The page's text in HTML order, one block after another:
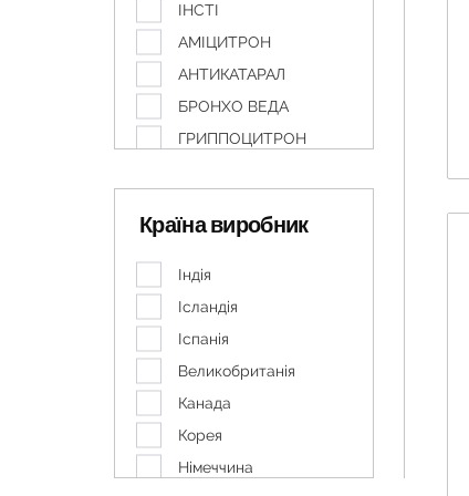
ІНСТІ
АМІЦИТРОН
АНТИКАТАРАЛ
БРОНХО ВЕДА
ГРИППОЦИТРОН
МУЛЬТИГРИП
НОБЕЛЬ
ТЕРАФЛЮ
ФАРМАЦИТРОН
ФЕРВЕКС
ХЕЛПЕКС
ЮДЖІКА
Країна виробник
Індія
Ісландія
Іспанія
Великобританія
Канада
Корея
Німеччина